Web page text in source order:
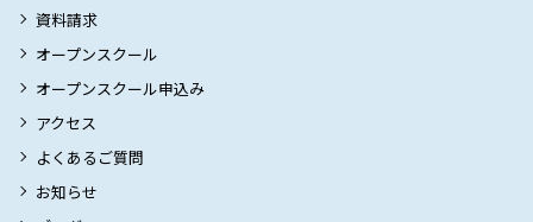
資料請求
オープンスクール
オープンスクール申込み
アクセス
よくあるご質問
お知らせ